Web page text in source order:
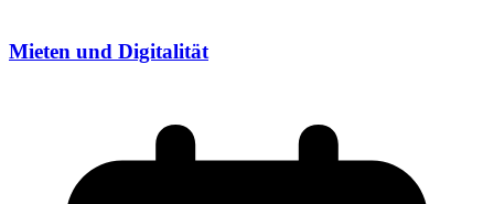
Mieten und Digitalität